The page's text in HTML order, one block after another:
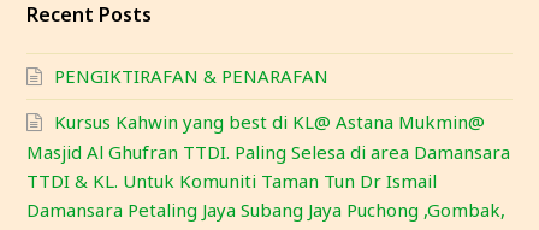
Recent Posts
PENGIKTIRAFAN & PENARAFAN
Kursus Kahwin yang best di KL@ Astana Mukmin@
Masjid Al Ghufran TTDI. Paling Selesa di area Damansara
TTDI & KL. Untuk Komuniti Taman Tun Dr Ismail
Damansara Petaling Jaya Subang Jaya Puchong ,Gombak,